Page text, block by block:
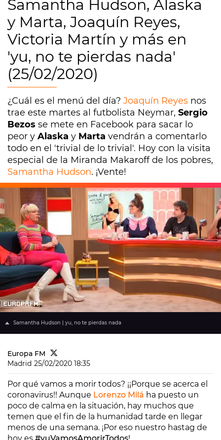
Samantha Hudson, Alaska
y Marta, Joaquín Reyes,
Victoria Martín y más en
'yu, no te pierdas nada'
(25/02/2020)
¿Cuál es el menú del día? Joaquín Reyes nos
trae este martes al futbolista Neymar, Sergio
Bezos se mete en Facebook para sacar lo
peor y Alaska y Marta vendrán a comentarlo
todo en el 'trivial de lo trivial'. Hoy con la visita
especial de la Miranda Makaroff de los pobres,
Samantha Hudson. ¡Vente!
Samantha Hudson | yu, no te pierdas nada
Europa FM
Madrid 25/02/2020 18:35
Por qué vamos a morir todos? ¡¡Porque se acerca el
coronavirus!! Aunque Lorenzo Milá ha puesto un
poco de calma en la situación, hay muchos que
temen que el fin de la humanidad tarde en llegar
menos de una semana. ¡Por eso nuestro hastag de